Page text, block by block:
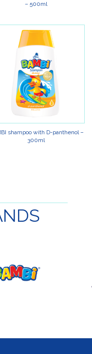
– 500ml
shampoo with D-panthenol –
300ml